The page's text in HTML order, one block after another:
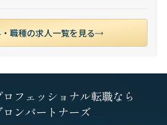
職種の求人一覧を見る
フェッショナル転職なら
ロンパートナーズ